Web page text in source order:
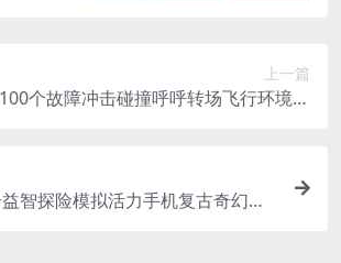
上一篇
个故障冲击碰撞呼呼转场飞行环境氛
智探险模拟活力手机复古奇幻游